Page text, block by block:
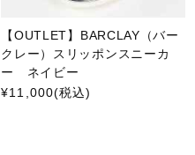
【OUTLET】BARCLAY（バー
クレー）スリッポンスニーカ
ー ネイビー
¥11,000(税込)